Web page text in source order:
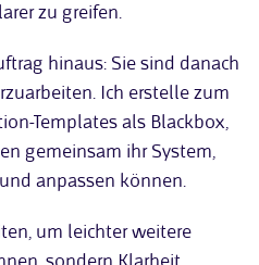
zu greifen.
hinaus: Sie sind danach
Ich erstelle zum
Templates als Blackbox,
gemeinsam ihr System,
anpassen können.
um leichter weitere